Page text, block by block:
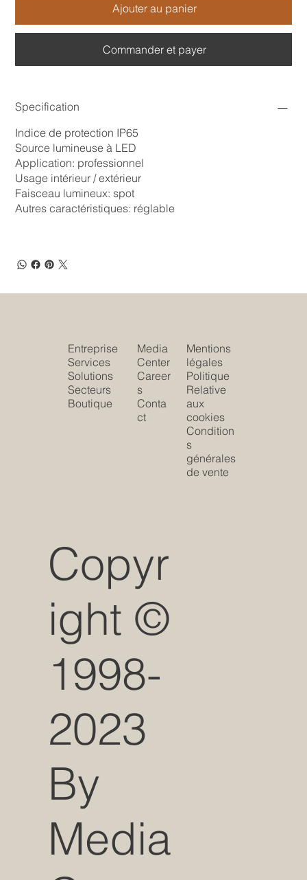
Ajouter au panier
Commander et payer
Specification
Indice de protection IP65
Source lumineuse à LED
Application: professionnel
Usage intérieur / extérieur
Faisceau lumineux: spot
Autres caractéristiques: réglable
Copyr
ight ©
1998-
2023
By
Media
Entreprise
Services
Solutions
Secteurs
Boutique
Media
Center
Career
s
Conta
ct
Mentions
légales
Politique
Relative
aux
cookies
Condition
s
générales
de vente